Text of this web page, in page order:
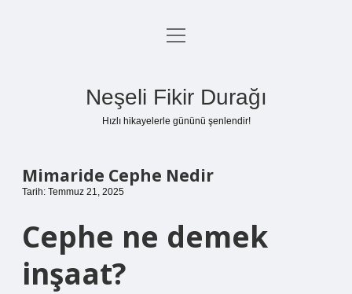
Anasayfa
menüyü
Neşeli Fikir Durağı
Hızlı hikayelerle gününü şenlendir!
Mimaride Cephe Nedir
Tarih: Temmuz 21, 2025
Cephe ne demek
inşaat?